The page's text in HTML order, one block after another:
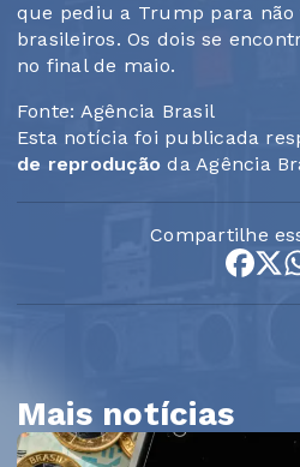
que pediu a Trump para
brasileiros. Os dois se
no final de maio.
Fonte: Agência Brasil
Esta notícia foi publicada
de reprodução da Agência
Compartilhe
Mais notícias